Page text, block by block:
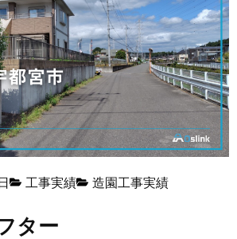
工事実績 造園工事実績
ター